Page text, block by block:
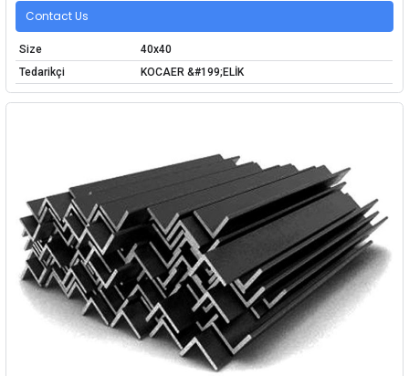
Contact Us
Size
40x40
Tedarikçi
KOCAER &#199;ELİK